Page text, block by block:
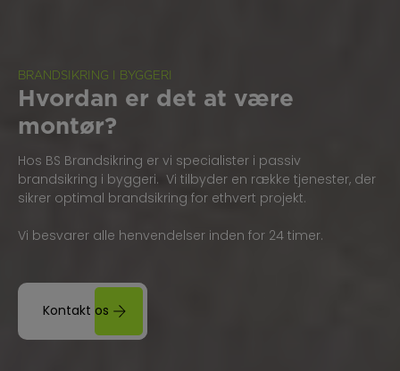
BRANDSIKRING I BYGGERI
Hvordan er det at være
montør?
Hos BS Brandsikring er vi specialister i passiv
brandsikring i byggeri. Vi tilbyder en række tjenester, der
sikrer optimal brandsikring for ethvert projekt.
Vi besvarer alle henvendelser inden for 24 timer.
Kontakt os